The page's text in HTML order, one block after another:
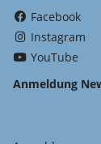
Facebook
Instagram
YouTube
Anmeldung